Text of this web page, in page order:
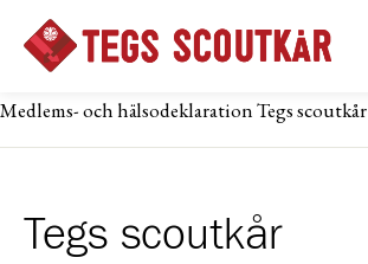
Medlems- och hälsodeklaration Tegs scoutkår
Tegs scoutkår